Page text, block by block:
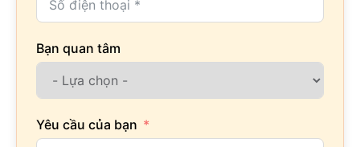
Bạn quan tâm
Yêu cầu của bạn